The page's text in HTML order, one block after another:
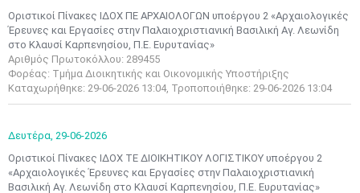
Οριστικοί Πίνακες ΙΔΟΧ ΠΕ ΑΡΧΑΙΟΛΟΓΩΝ υποέργου 2 «Αρχαιολογικές
Έρευνες και Εργασίες στην Παλαιοχριστιανική Βασιλική Αγ. Λεωνίδη
στο Κλαυσί Καρπενησίου, Π.Ε. Ευρυτανίας»
Αριθμός Πρωτοκόλλου: 289455
Φορέας: Τμήμα Διοικητικής και Οικονομικής Υποστήριξης
Καταχωρήθηκε: 29-06-2026 13:04, Τροποποιήθηκε: 29-06-2026 13:04
Δευτέρα, 29-06-2026
Οριστικοί Πίνακες ΙΔΟΧ ΤΕ ΔΙΟΙΚΗΤΙΚΟΥ ΛΟΓΙΣΤΙΚΟΥ υποέργου 2
«Αρχαιολογικές Έρευνες και Εργασίες στην Παλαιοχριστιανική
Βασιλική Αγ. Λεωνίδη στο Κλαυσί Καρπενησίου, Π.Ε. Ευρυτανίας»